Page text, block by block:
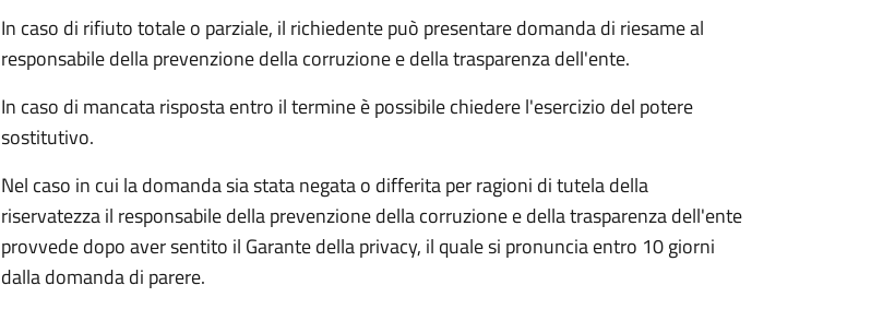
In caso di rifiuto totale o parziale, il richiedente può presentare domanda di riesame al
responsabile della prevenzione della corruzione e della trasparenza dell'ente.
In caso di mancata risposta entro il termine è possibile chiedere l'esercizio del potere
sostitutivo.
Nel caso in cui la domanda sia stata negata o differita per ragioni di tutela della
riservatezza il responsabile della prevenzione della corruzione e della trasparenza dell'ente
provvede dopo aver sentito il Garante della privacy, il quale si pronuncia entro 10 giorni
dalla domanda di parere.